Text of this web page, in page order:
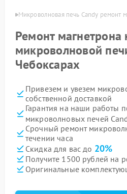
Микроволновая печь Candy ремонт
Ремонт магнетрона
микроволновой
Чебоксарах
Привезем и увезем
собственной доставкой
Гарантия на наши работы
микроволновых печей
Срочный ремонт
течении часа
Скидка для вас до 20%
Получите 1500 рублей на
Оригинальные